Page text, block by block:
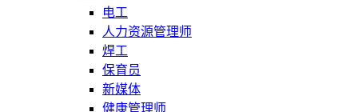
电工
人力资源管理师
焊工
保育员
新媒体
健康管理师